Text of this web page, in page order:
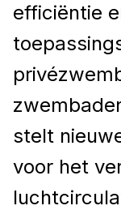
efficiëntie
stelt
voor het